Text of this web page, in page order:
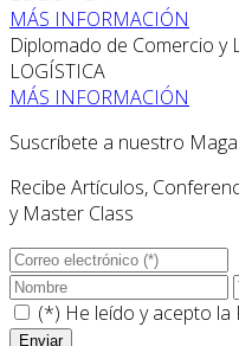
MÁS INFORMACIÓN
Diplomado de Comercio y
LOGÍSTICA
MÁS INFORMACIÓN
Suscríbete a nuestro
Recibe Artículos,
y Master Class
(*) He leído y acepto la